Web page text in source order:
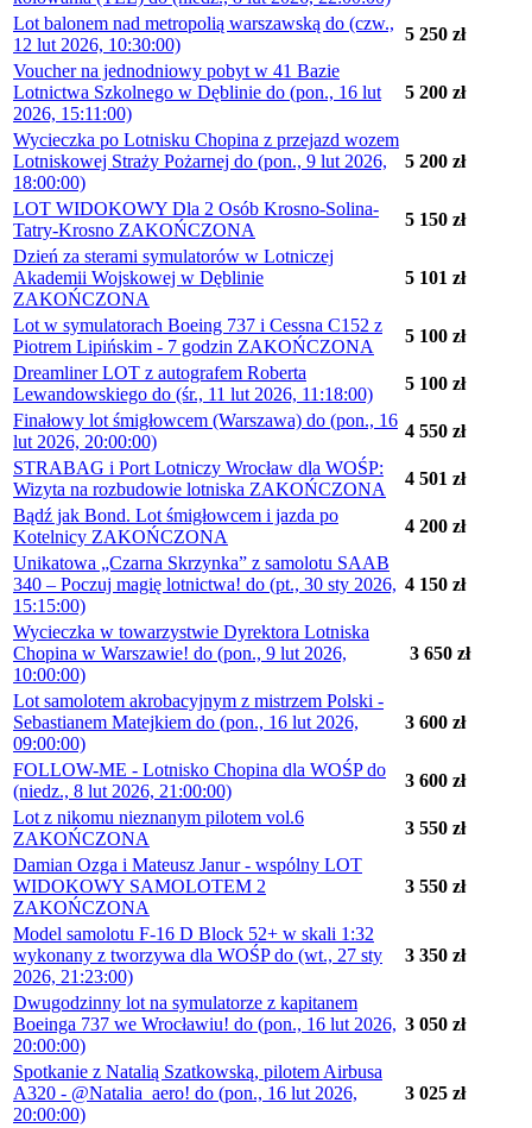
Lot balonem nad metropolią warszawską do (czw.,
12 lut 2026, 10:30:00)
5 250 zł
Voucher na jednodniowy pobyt w 41 Bazie
Lotnictwa Szkolnego w Dęblinie do (pon., 16 lut
2026, 15:11:00)
5 200 zł
Wycieczka po Lotnisku Chopina z przejazd wozem
Lotniskowej Straży Pożarnej do (pon., 9 lut 2026,
18:00:00)
5 200 zł
LOT WIDOKOWY Dla 2 Osób Krosno-Solina-
Tatry-Krosno ZAKOŃCZONA
5 150 zł
Dzień za sterami symulatorów w Lotniczej
Akademii Wojskowej w Dęblinie
ZAKOŃCZONA
5 101 zł
Lot w symulatorach Boeing 737 i Cessna C152 z
Piotrem Lipińskim - 7 godzin ZAKOŃCZONA
5 100 zł
Dreamliner LOT z autografem Roberta
Lewandowskiego do (śr., 11 lut 2026, 11:18:00)
5 100 zł
Finałowy lot śmigłowcem (Warszawa) do (pon., 16
lut 2026, 20:00:00)
4 550 zł
STRABAG i Port Lotniczy Wrocław dla WOŚP:
Wizyta na rozbudowie lotniska ZAKOŃCZONA
4 501 zł
Bądź jak Bond. Lot śmigłowcem i jazda po
Kotelnicy ZAKOŃCZONA
4 200 zł
Unikatowa „Czarna Skrzynka” z samolotu SAAB
340 – Poczuj magię lotnictwa! do (pt., 30 sty 2026,
15:15:00)
4 150 zł
Wycieczka w towarzystwie Dyrektora Lotniska
Chopina w Warszawie! do (pon., 9 lut 2026,
10:00:00)
3 650 zł
Lot samolotem akrobacyjnym z mistrzem Polski -
Sebastianem Matejkiem do (pon., 16 lut 2026,
09:00:00)
3 600 zł
FOLLOW-ME - Lotnisko Chopina dla WOŚP do
(niedz., 8 lut 2026, 21:00:00)
3 600 zł
Lot z nikomu nieznanym pilotem vol.6
ZAKOŃCZONA
3 550 zł
Damian Ozga i Mateusz Janur - wspólny LOT
WIDOKOWY SAMOLOTEM 2
ZAKOŃCZONA
3 550 zł
Model samolotu F-16 D Block 52+ w skali 1:32
wykonany z tworzywa dla WOŚP do (wt., 27 sty
2026, 21:23:00)
3 350 zł
Dwugodzinny lot na symulatorze z kapitanem
Boeinga 737 we Wrocławiu! do (pon., 16 lut 2026,
20:00:00)
3 050 zł
Spotkanie z Natalią Szatkowską, pilotem Airbusa
A320 - @Natalia_aero! do (pon., 16 lut 2026,
20:00:00)
3 025 zł